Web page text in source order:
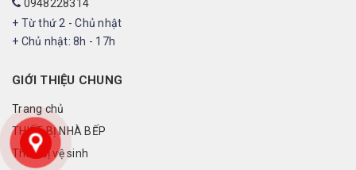
0948228314
+ Từ thứ 2 - Chủ nhật
+ Chủ nhật: 8h - 17h
GIỚI THIỆU CHUNG
Trang chủ
THIẾT BỊ NHÀ BẾP
Thiết bị vệ sinh